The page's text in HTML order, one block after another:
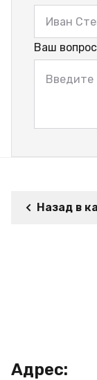
Ваш вопрос
Назад в
Адрес: